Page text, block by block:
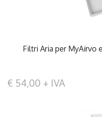
Filtri Aria per MyAirvo
€ 54,00 + IVA